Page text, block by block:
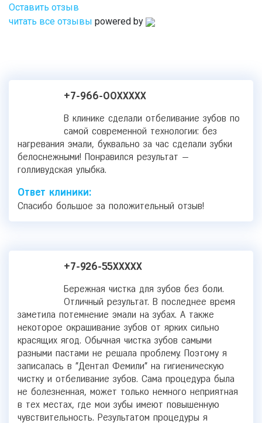
Оставить отзыв
читать все отзывы powered by
+7-966-00XXXXX
В клинике сделали отбеливание зубов по
самой современной технологии: без
нагревания эмали, буквально за час сделали зубки
белоснежными! Понравился результат —
голливудская улыбка.
Ответ клиники:
Спасибо большое за положительный отзыв!
+7-926-55XXXXX
Бережная чистка для зубов без боли.
Отличный результат. В последнее время
заметила потемнение эмали на зубах. А также
некоторое окрашивание зубов от ярких сильно
красящих ягод. Обычная чистка зубов самыми
разными пастами не решала проблему. Поэтому я
записалась в "Дентал Фемили" на гигиеническую
чистку и отбеливание зубов. Сама процедура была
не болезненная, может только немного неприятная
в тех местах, где мои зубы имеют повышенную
чувствительность. Результатом процедуры я